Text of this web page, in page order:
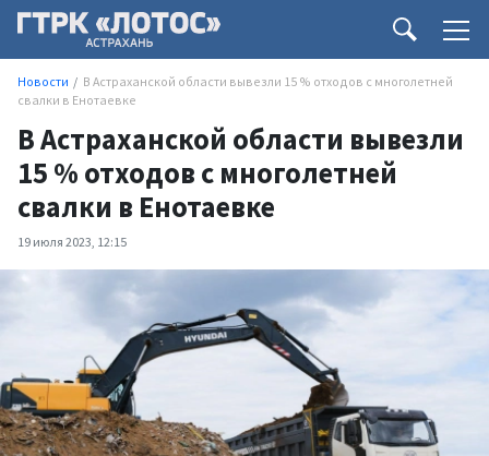
Новости
В Астраханской области вывезли 15 % отходов с многолетней
свалки в Енотаевке
В Астраханской области вывезли
15 % отходов с многолетней
свалки в Енотаевке
19 июля 2023, 12:15